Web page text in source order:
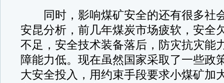
同时，影响煤矿安全的还有很多社
安昆分析，前几年煤炭市场疲软，安全
不足，安全技术装备落后，防灾抗灾能
障能力低。现在虽然国家采取了一些政
大安全投入，用约束手段要求小煤矿加